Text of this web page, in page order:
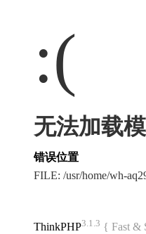
:(
无法加载
错误位置
FILE: /usr/home/wh-
ThinkPHP3.1.3 { Fast &